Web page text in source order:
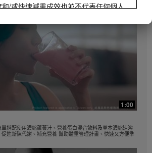
/或快速減重成效也並不代表任何個人
用、用餐習慣和膳食、初始體重以及
客都實踐健康生活模式及每日飲用2
期每星期可以減掉0.5-1磅。這項為期
測試中，參加者每天飲用2次營養蛋白
次作小食)、配合低卡路里飲食以及每
目標。他們可選擇高蛋白質或標準蛋白
加者都減掉8.5磅。如需深入了解您經
的減重聲明，請參閱職業手冊或瀏覽
。
劃前，任何人都應該首先諮詢醫生意
品只能輔助減重及控制體重，有效的
的最佳方法。雖然某些 Herbalife® 產
常膳食，但不能完全取代全部膳食，
度攝取一次正餐。
1:00
搭配使用濃縮蘆薈汁、營養蛋白混合飲料及草本濃縮速溶
進新陳代謝、補充營養 幫助體重管理計畫、快速又方便準